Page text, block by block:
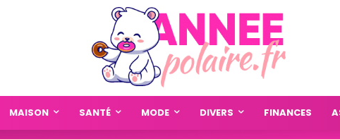
MAISON SANTÉ MODE DIVERS FINANCES